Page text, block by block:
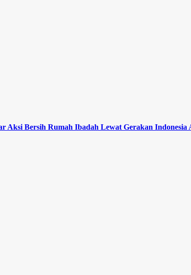
Aksi Bersih Rumah Ibadah Lewat Gerakan